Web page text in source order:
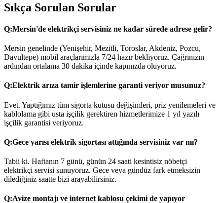
Sıkça Sorulan Sorular
Q:Mersin'de elektrikçi servisiniz ne kadar sürede adrese gelir?
Mersin genelinde (Yenişehir, Mezitli, Toroslar, Akdeniz, Pozcu,
Davultepe) mobil araçlarımızla 7/24 hazır bekliyoruz. Çağrınızın
ardından ortalama 30 dakika içinde kapınızda oluyoruz.
Q:Elektrik arıza tamir işlemlerine garanti veriyor musunuz?
Evet. Yaptığımız tüm sigorta kutusu değişimleri, priz yenilemeleri ve
kablolama gibi usta işçilik gerektiren hizmetlerimize 1 yıl yazılı
işçilik garantisi veriyoruz.
Q:Gece yarısı elektrik sigortası attığında servisiniz var mı?
Tabii ki. Haftanın 7 günü, günün 24 saati kesintisiz nöbetçi
elektrikçi servisi sunuyoruz. Gece veya gündüz fark etmeksizin
dilediğiniz saatte bizi arayabilirsiniz.
Q:Avize montajı ve internet kablosu çekimi de yapıyor